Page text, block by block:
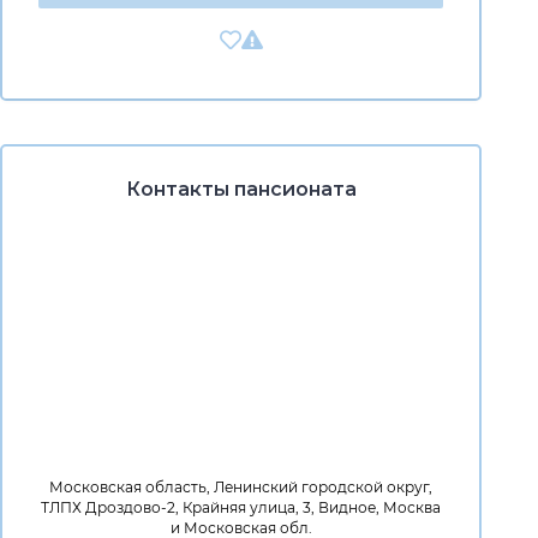
Контакты пансионата
Московская область, Ленинский городской округ,
ТЛПХ Дроздово-2, Крайняя улица, 3, Видное, Москва
и Московская обл.